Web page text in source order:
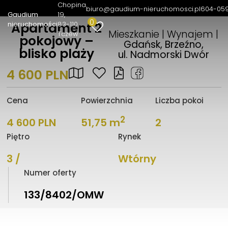
Gaudium
nieruchomości
Chopina
19
83-110
Tczew
biuro@gaudium-nieruchomosci.pl604-
0
Apartament 2
pokojowy –
blisko plaży
Mieszkanie | Wynajem |
Gdańsk, Brzeźno,
ul. Nadmorski Dwór
4 600 PLN
Cena
4 600 PLN
Powierzchnia
51,75 m2
Liczba pokoi
2
Piętro
3 /
Rynek
Wtórny
Numer oferty
133/8402/OMW